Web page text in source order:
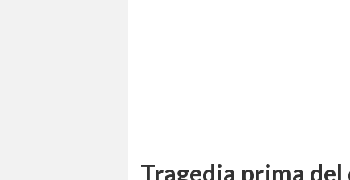
Tragedia prima